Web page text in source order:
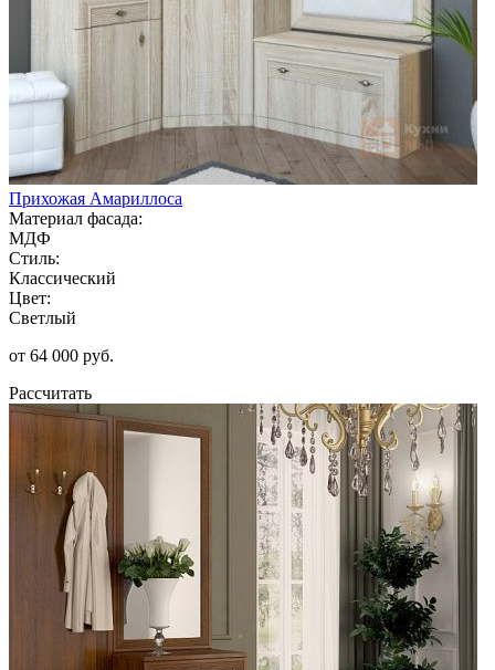
Прихожая Амариллоса
Материал фасада:
МДФ
Стиль:
Классический
Цвет:
Светлый
от 64 000 руб.
Рассчитать